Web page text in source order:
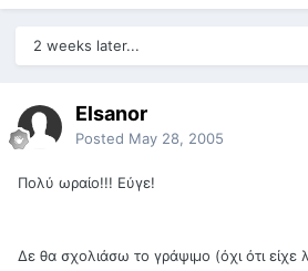
2 weeks later...
Elsanor
Posted May 28, 2005
Πολύ ωραίο!!! Εύγε!
Δε θα σχολιάσω το γράψιμο (όχι ότι είχε